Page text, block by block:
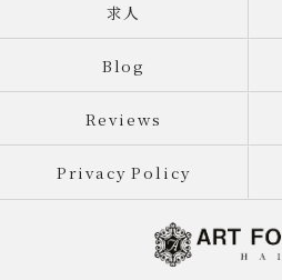
求人
Blog
Reviews
Privacy Policy